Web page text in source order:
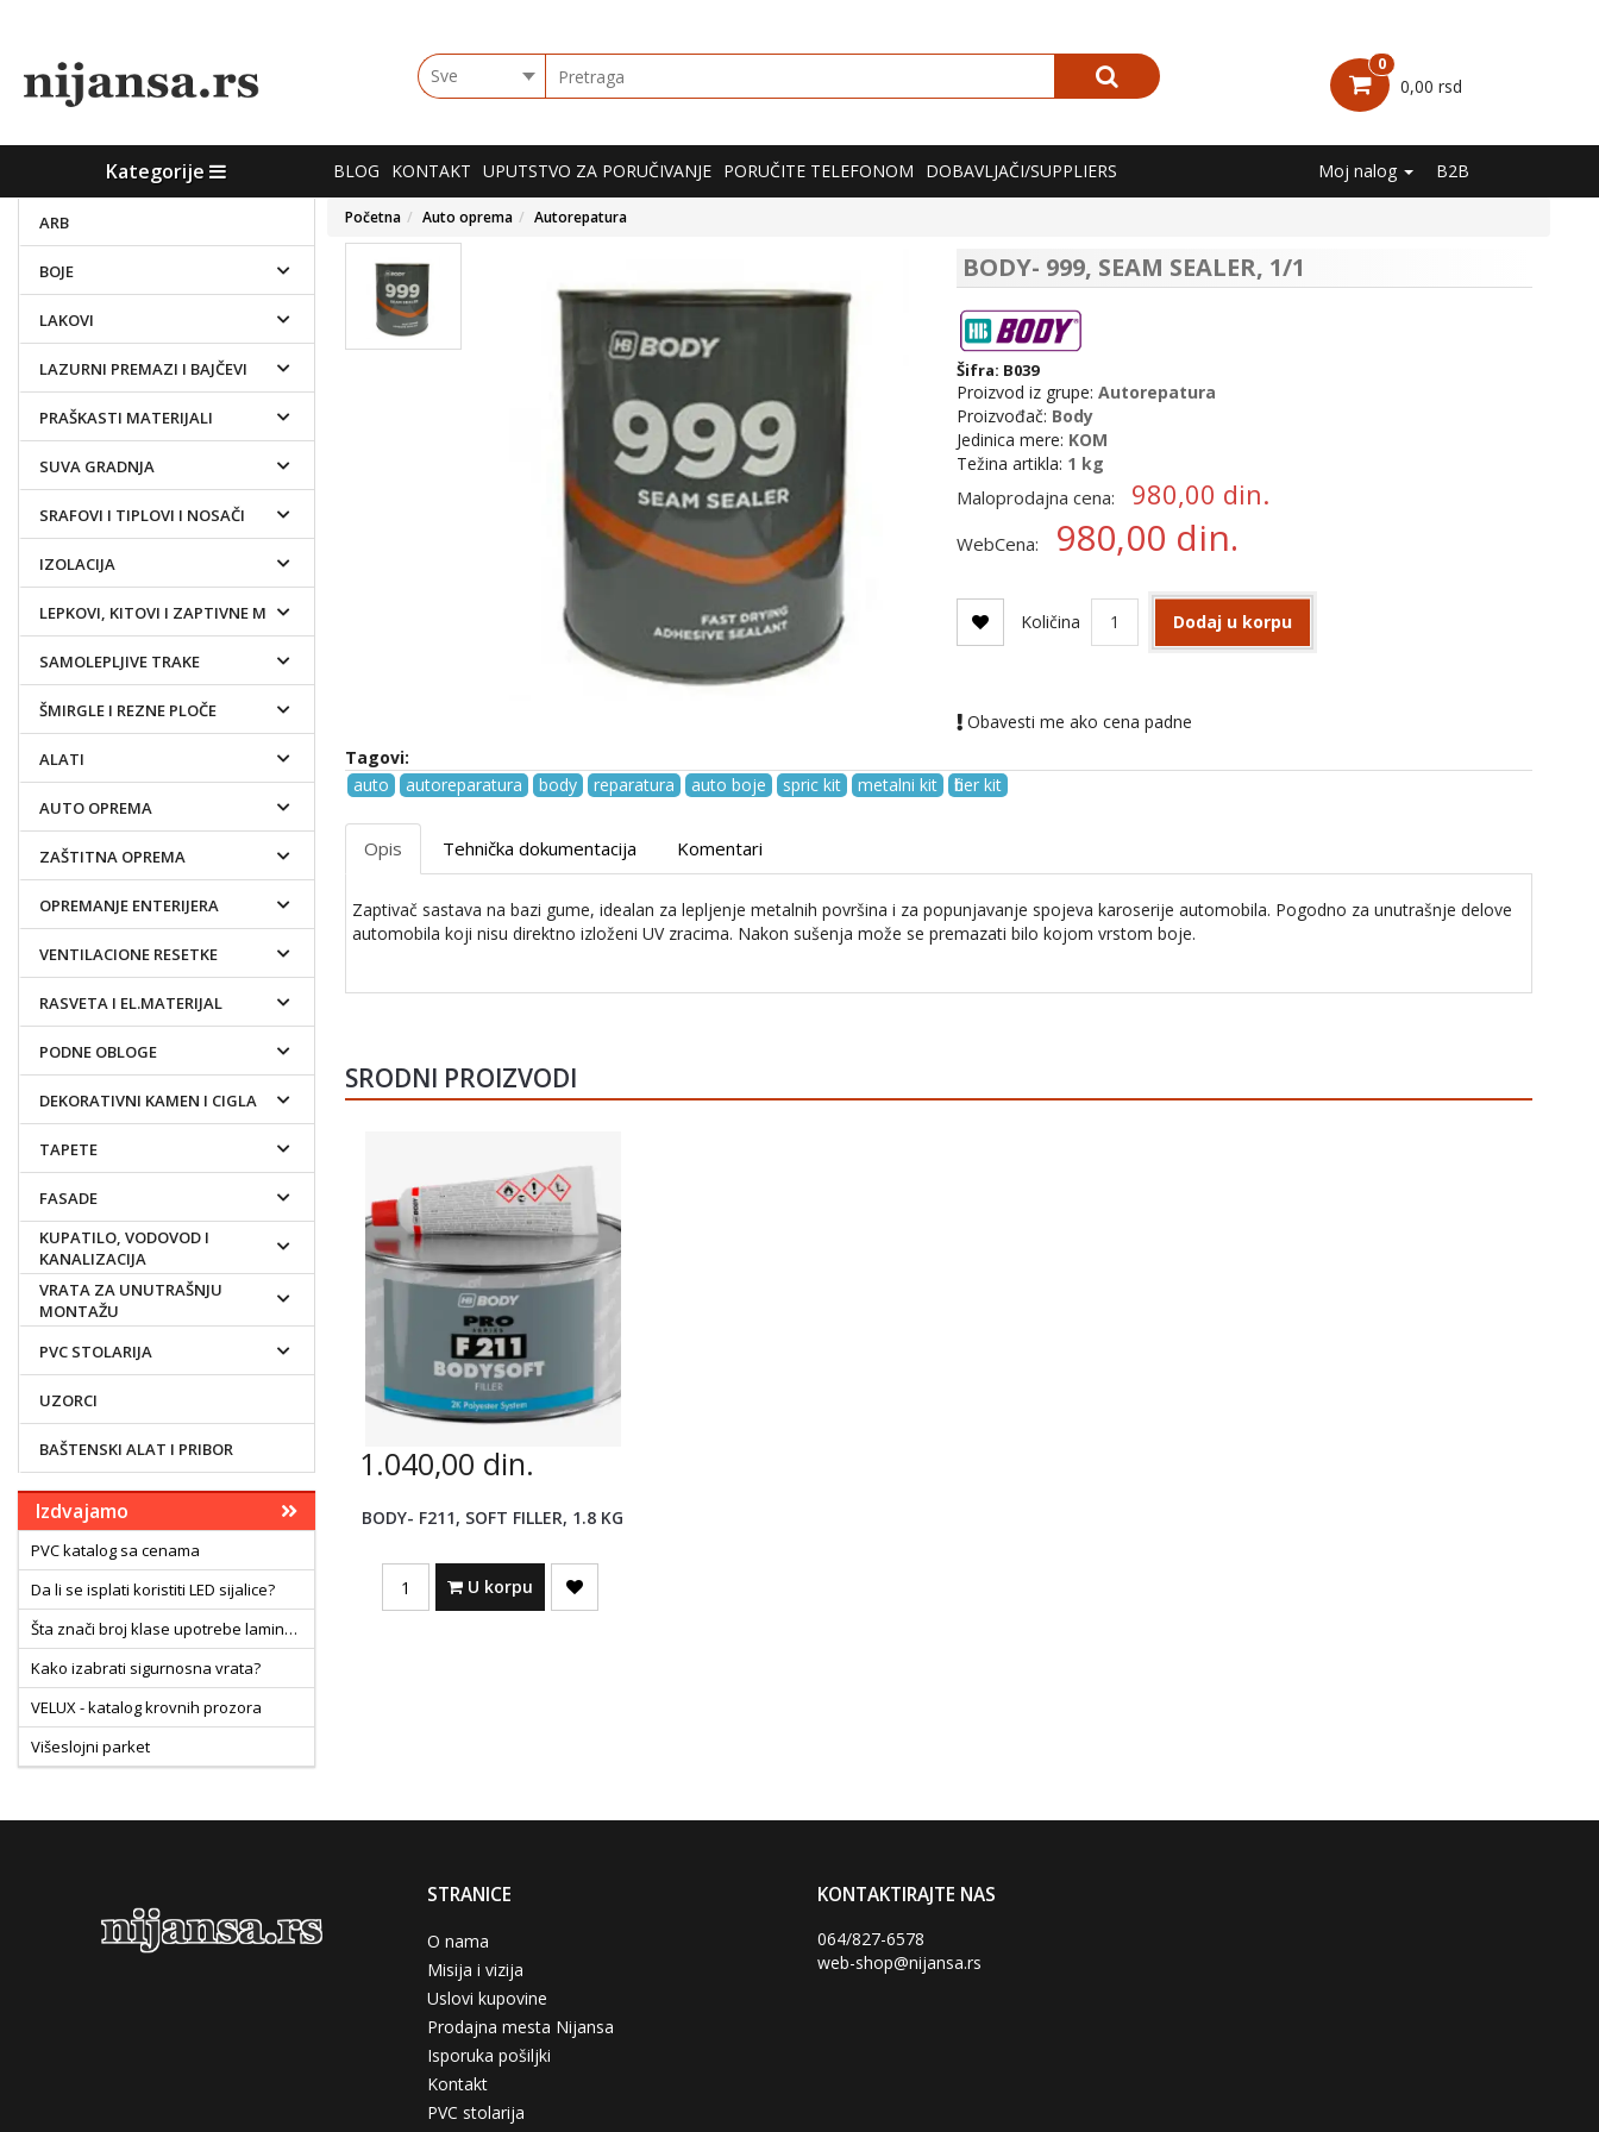
Choose
group
0
0,00 rsd
Kategorije BLOG KONTAKT UPUTSTVO ZA PORUČIVANJE PORUČITE TELEFONOM DOBAVLJAČI/SUPPLIERS Moj nalog B2B
Kategorije
ARB
BOJE
LAKOVI
LAZURNI PREMAZI I BAJČEVI
PRAŠKASTI MATERIJALI
SUVA GRADNJA
SRAFOVI I TIPLOVI I NOSAČI
IZOLACIJA
LEPKOVI, KITOVI I ZAPTIVNE MASE
SAMOLEPLJIVE TRAKE
ŠMIRGLE I REZNE PLOČE
ALATI
AUTO OPREMA
ZAŠTITNA OPREMA
OPREMANJE ENTERIJERA
VENTILACIONE RESETKE
RASVETA I EL.MATERIJAL
PODNE OBLOGE
DEKORATIVNI KAMEN I CIGLA
TAPETE
FASADE
KUPATILO, VODOVOD I
KANALIZACIJA
VRATA ZA UNUTRAŠNJU
MONTAŽU
PVC STOLARIJA
UZORCI
BAŠTENSKI ALAT I PRIBOR
Izdvajamo
PVC katalog sa cenama
Da li se isplati koristiti LED sijalice?
Šta znači broj klase upotrebe laminata?
Kako izabrati sigurnosna vrata?
VELUX - katalog krovnih prozora
Višeslojni parket
Kako izabrati pločice
Pločice MS klase
Početna Auto oprema Autorepatura
BODY- 999, SEAM SEALER, 1/1
Šifra: B039
Proizvod iz grupe: Autorepatura
Proizvođač: Body
Jedinica mere: KOM
Težina artikla: 1 kg
Maloprodajna cena: 980,00 din.
WebCena: 980,00 din.
Količina Dodaj u korpu
Obavesti me ako cena padne
Tagovi:
auto
autoreparatura body reparatura auto boje spric kit metalni kit fiber kit
Opis Tehnička dokumentacija Komentari
Zaptivač sastava na bazi gume, idealan za lepljenje metalnih površina i za popunjavanje spojeva karoserije automobila. Pogodno za unutrašnje delove
automobila koji nisu direktno izloženi UV zracima. Nakon sušenja može se premazati bilo kojom vrstom boje.
SRODNI PROIZVODI
1.040,00 din.
BODY- F211, SOFT FILLER, 1.8 KG
U korpu
STRANICE
O nama
Misija i vizija
Uslovi kupovine
Prodajna mesta Nijansa
Isporuka pošiljki
Kontakt
PVC stolarija
KONTAKTIRAJTE NAS
064/827-6578
web-shop@nijansa.rs